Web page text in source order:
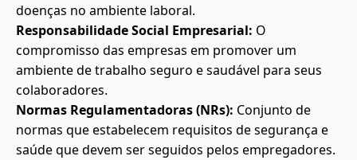
doenças no ambiente laboral.
Responsabilidade Social Empresarial: O
compromisso das empresas em promover um
ambiente de trabalho seguro e saudável para seus
colaboradores.
Normas Regulamentadoras (NRs): Conjunto de
normas que estabelecem requisitos de segurança e
saúde que devem ser seguidos pelos empregadores.